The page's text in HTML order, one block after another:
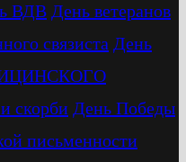
ВДВ День ветеранов
связиста День
скорби День Победы
письменности